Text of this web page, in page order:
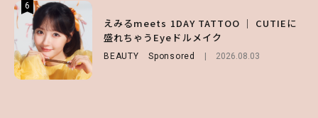
6
えみるmeets 1DAY TATTOO ｜ CUTIEに
盛れちゃうEyeドルメイク
BEAUTY Sponsored 2026.08.03
6
【庄司浩平】初デートの勝負服は？夏の思い
出や最近のハマりものを深掘り
ENTERTAINMENT 2026.08.08
6
【GU】夏の“主役級”アイテム決定！ヘルシ
ー＆可愛すぎる「大人の肌見せ」トップス3
選
2026.07.19